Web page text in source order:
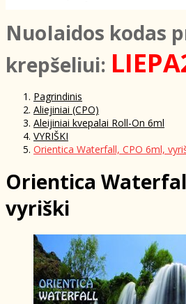
NuoIaidos kodas
krepšeliui:
Pagrindinis
Aliejiniai (CPO)
Aleijiniai kvepalai Roll-On 6ml
VYRIŠKI
Orientica Waterfall, CPO 6ml,
Orientica
vyriški